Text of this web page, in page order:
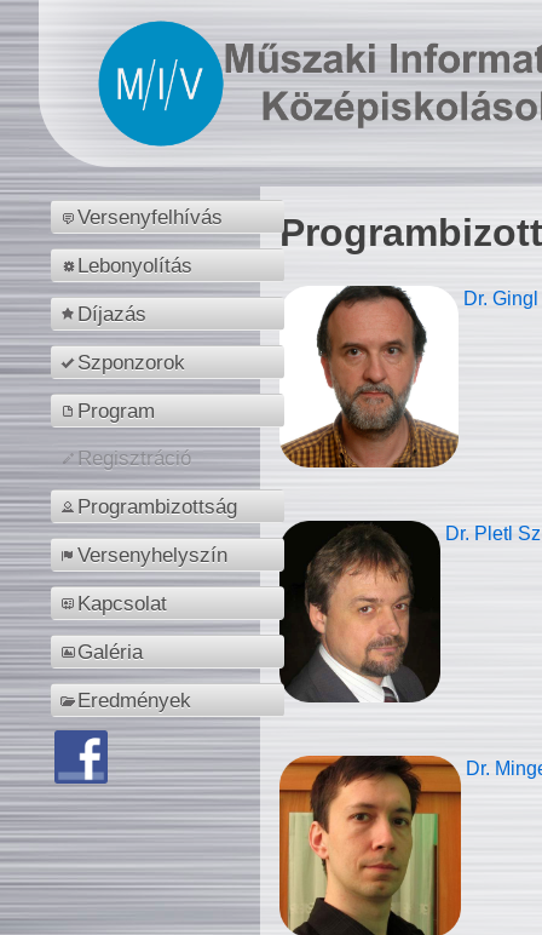
Versenyfelhívás
Lebonyolítás
Díjazás
Szponzorok
Program
Regisztráció
Programbizottság
Versenyhelyszín
Kapcsolat
Galéria
Eredmények
Dr.
Dr. Pletl
Dr.